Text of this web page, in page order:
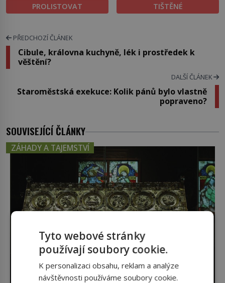
PROLISTOVAT
TIŠTĚNÉ
PŘEDCHOZÍ ČLÁNEK
Cibule, královna kuchyně, lék i prostředek k
věštění?
DALŠÍ ČLÁNEK
Staroměstská exekuce: Kolik pánů bylo vlastně
popraveno?
SOUVISEJÍCÍ ČLÁNKY
ZÁHADY A TAJEMSTVÍ
Tyto webové stránky
používají soubory cookie.
K personalizaci obsahu, reklam a analýze
návštěvnosti používáme soubory cookie.